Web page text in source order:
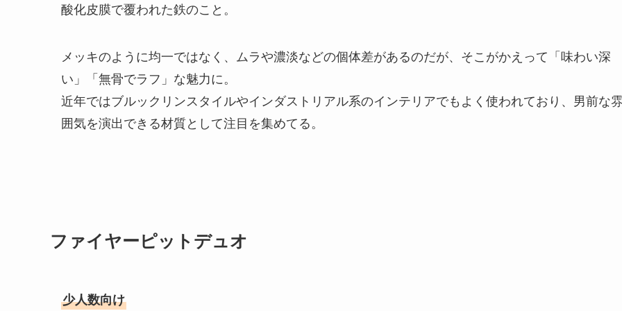
酸化皮膜で覆われた鉄のこと。
メッキのように均一ではなく、ムラや濃淡などの個体差があるのだが、そこがかえって「味わい深
い」「無骨でラフ」な魅力に。
近年ではブルックリンスタイルやインダストリアル系のインテリアでもよく使われており、男前な
囲気を演出できる材質として注目を集めてる。
ファイヤーピットデュオ
少人数向け